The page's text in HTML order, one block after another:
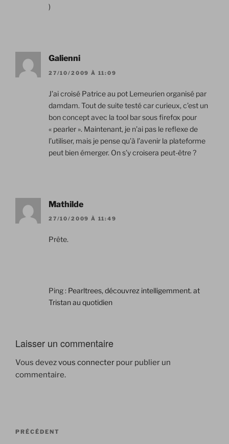
)
Galienni
27/10/2009 À 11:09
J’ai croisé Patrice au pot Lemeurien organisé par
damdam. Tout de suite testé car curieux, c’est un
bon concept avec la tool bar sous firefox pour
« pearler ». Maintenant, je n’ai pas le reflexe de
l’utiliser, mais je pense qu’à l’avenir la plateforme
peut bien émerger. On s’y croisera peut-être ?
Mathilde
27/10/2009 À 11:49
Prête.
Ping : Pearltrees, découvrez intelligemment. at
Tristan au quotidien
Laisser un commentaire
Vous devezvous connecter pour publier un
commentaire.
Navigation
Article
PRÉCÉDENT